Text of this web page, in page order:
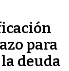
para
deuda